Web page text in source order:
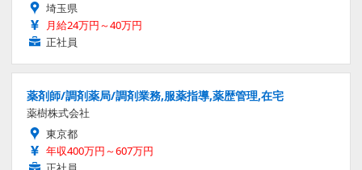
埼玉県
月給24万円～40万円
正社員
薬剤師/調剤薬局/調剤業務,服薬指導,薬歴管理,在宅
薬樹株式会社
東京都
年収400万円～607万円